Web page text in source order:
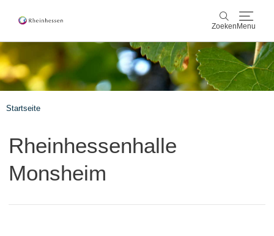
Zoeken Menu
Zoeken
wijn & gastronomie
Startseite
Rheinhessenhalle
Monsheim